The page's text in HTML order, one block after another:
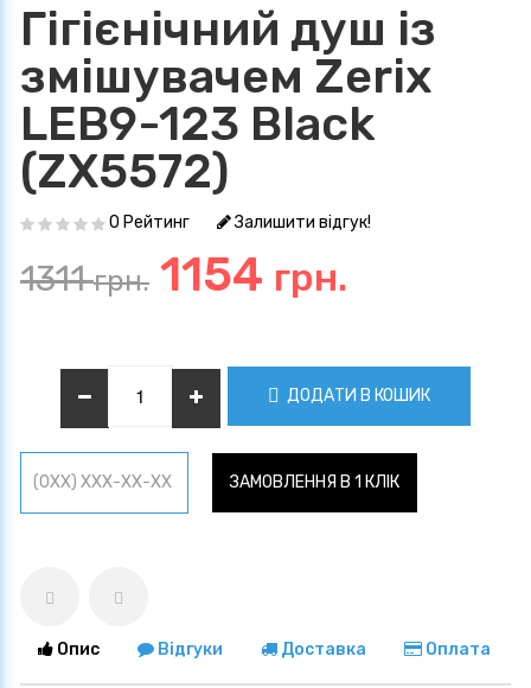
Гігієнічний душ із
змішувачем Zerix
LEB9-123 Black
(ZX5572)
0 Рейтинг Залишити відгук!
1311грн. 1154 грн.
ДОДАТИ В КОШИК
ЗАМОВЛЕННЯ В 1 КЛІК
Опис Відгуки Доставка Оплата